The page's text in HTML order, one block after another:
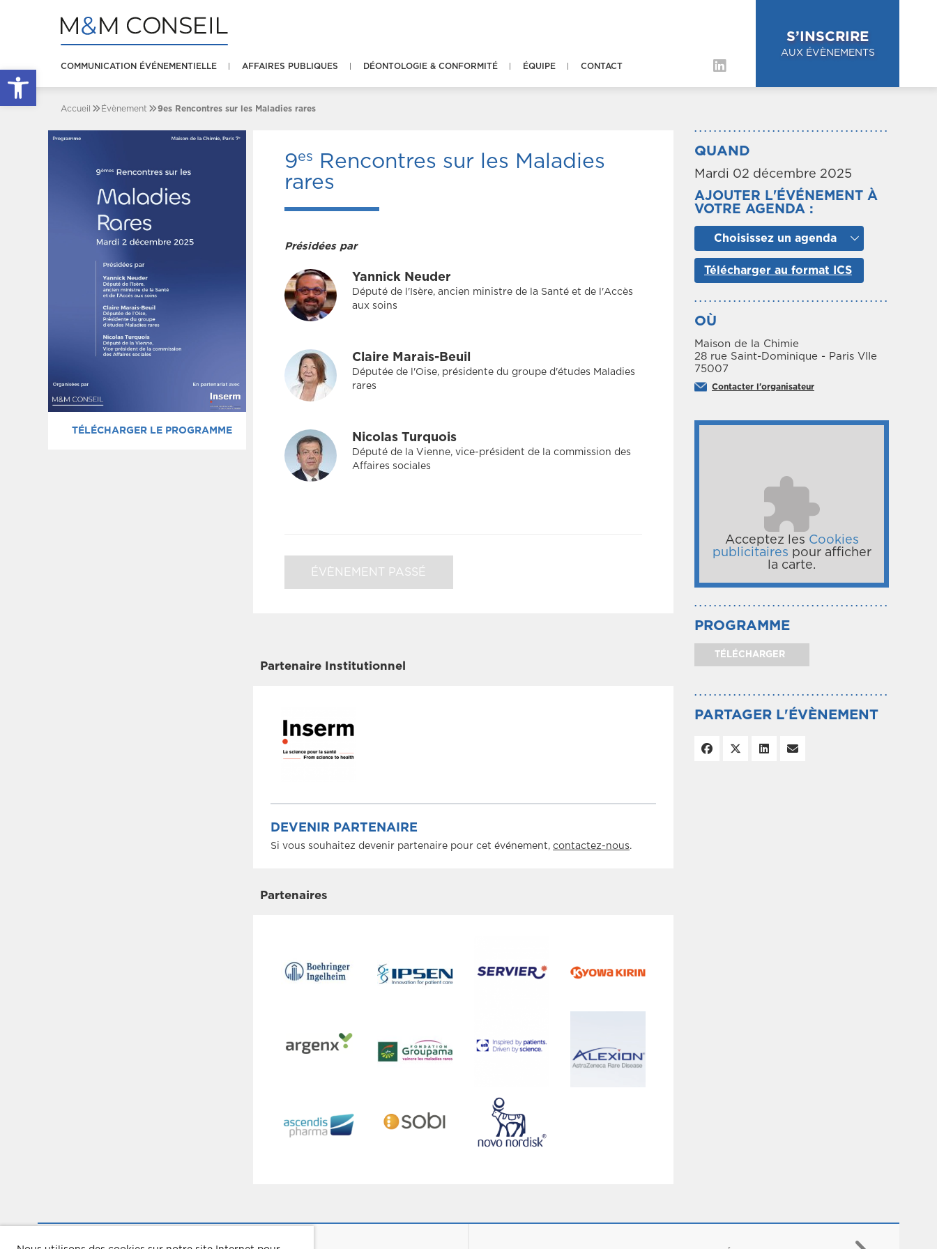
Ouvrir la barre d’outils
COMMUNICATION ÉVÉNEMENTIELLE AFFAIRES PUBLIQUES DÉONTOLOGIE & CONFORMITÉ ÉQUIPE CONTACT
S’INSCRIRE
AUX ÉVÈNEMENTS
Accueil Évènement 9es Rencontres sur les Maladies rares
TÉLÉCHARGER LE PROGRAMME
9es
Rencontres sur les Maladies
rares
Présidées par
Yannick Neuder
Député de l'Isère, ancien ministre de la Santé et de l'Accès
aux soins
Claire Marais-Beuil
Députée de l'Oise, présidente du groupe d'études Maladies
rares
Nicolas Turquois
Député de la Vienne, vice-président de la commission des
Affaires sociales
ÉVÈNEMENT PASSÉ
Partenaire Institutionnel
DEVENIR PARTENAIRE
Si vous souhaitez devenir partenaire pour cet événement, contactez-nous.
Partenaires
QUAND
Mardi 02 décembre 2025
AJOUTER L'ÉVÉNEMENT À
VOTRE AGENDA :
Choisissez un agenda
Télécharger au format ICS
OÙ
Maison de la Chimie
28 rue Saint-Dominique - Paris VIIe
75007
Contacter l'organisateur
Acceptez les Cookies
publicitaires pour afficher
la carte.
PROGRAMME
TÉLÉCHARGER
PARTAGER L'ÉVÈNEMENT